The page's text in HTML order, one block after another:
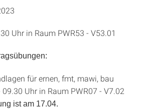
Uhr in Raum PWR53 - V53.01
für ernen, fmt, mawi, bau
Uhr in Raum PWR07 - V7.02
ist am 17.04.